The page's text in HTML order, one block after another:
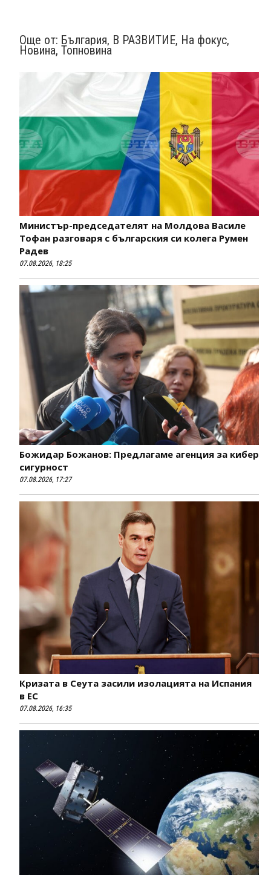
Още от: България, В РАЗВИТИЕ, На фокус,
Новина, Топновина
Министър-председателят на Молдова Василе
Тофан разговаря с българския си колега Румен
Радев
07.08.2026, 18:25
Божидар Божанов: Предлагаме агенция за кибер
сигурност
07.08.2026, 17:27
Кризата в Сеута засили изолацията на Испания
в ЕС
07.08.2026, 16:35